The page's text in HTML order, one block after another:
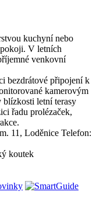
kuchyní nebo
V letních
venkovní
bezdrátové připojení k
kamerovým
blízkosti letní terasy
řadu prolézaček,
11, Loděnice Telefon:
koutek